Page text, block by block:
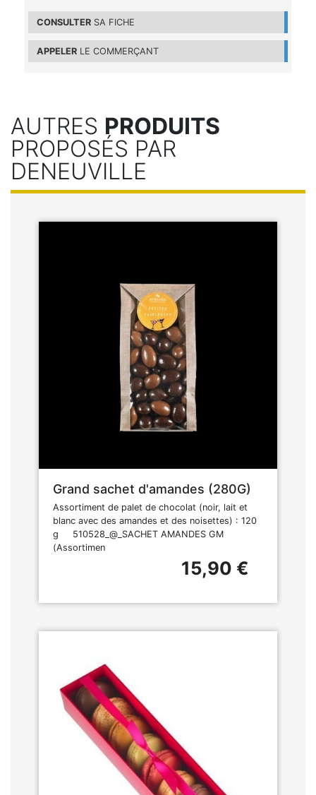
CONSULTER SA FICHE
APPELER LE COMMERÇANT
AUTRES PRODUITS
PROPOSÉS PAR
DENEUVILLE
Grand sachet d'amandes (280G)
Assortiment de palet de chocolat (noir, lait et
blanc avec des amandes et des noisettes) : 120
g 510528_@_SACHET AMANDES GM
(Assortimen
15,90 €